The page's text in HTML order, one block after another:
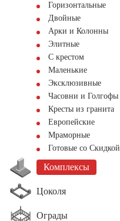
Горизонтальные
Двойные
Арки и Колонны
Элитные
С крестом
Маленькие
Эксклюзивные
Часовни и Голгофы
Кресты из гранита
Европейские
Мраморные
Готовые со Скидкой
Комплексы
Цоколя
Ограды